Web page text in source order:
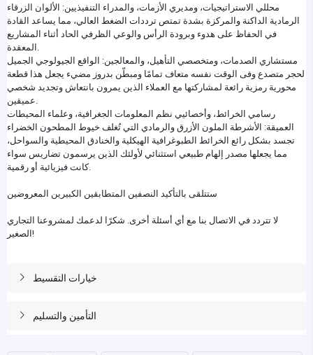
محللي الاستراتيجيات، ومديري الأزمات، والمدراء التنفيذيين: الألوان الزرقاء
الرمادية الداكنة والمركزة بشدة تمتص ترددات الضغط العالي، مما يساعد القادة
في الحفاظ على هدوء وبرودة الرأس والوعي الظرفي الحاد أثناء المشاريع
مستشاري الصدمات، ومتخصصي التأهيل، والمعالجين: الواقع الجيولوجي الجميل
لحجر متصدع وفى الوقت نفسه متعاف تمامًا ومبطّن بدروز مضيء يجعل هذا قطعة
محورية رمزية رائعة لمشاركتها مع العملاء الذين يمرون بانتعاش وتجديد شخصي
رسامي الخرائط، وأخصائيي نظم المعلومات الجغرافية، وعلماء المحيطات
العميقة: الأشرطة الملون الأزرق والرمادي التي تُغلف خيوط المطحون الخضراء
تجسد بشكل رائع الخرائط الطبوغرافية الهيكلية والخنادق المحيطية والسواحل،
مما يجعلها مصدر إلهام طبيعي استثنائي لأولئك الذين يرسمون تضاريس سواء
كانت فيزيائية أو رقمية.
ستتلقى بالتأكيد النصفين المتطابقين الكبيرين المعروضين
لا تتردد في الاتصال بنا مع أي أسئلة أخرى. شكرًا لدعمك لمشروعنا التجاري
الصغير!
خيارات التقسيط
التأمين والتسليم